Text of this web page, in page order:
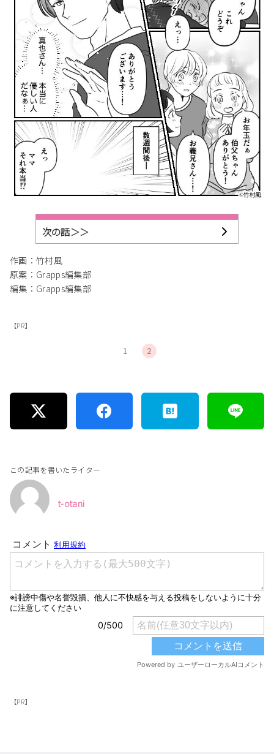
次の話＞＞
作画：竹村風
原案：Grapps編集部
編集：Grapps編集部
【PR】
1 2
この記事を書いたライター
t-otani
【PR】